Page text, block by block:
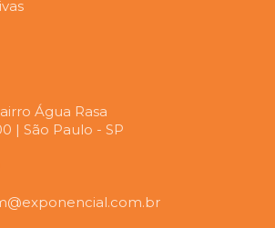
Água Rasa
| São Paulo - SP